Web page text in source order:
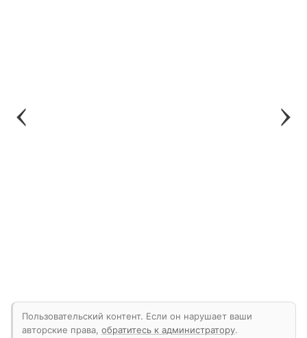
Пользовательский контент. Если он нарушает ваши
авторские права, обратитесь к администратору.